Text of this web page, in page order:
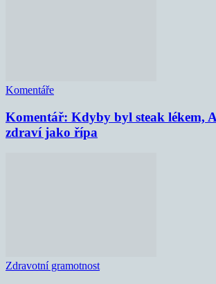
Komentáře
Komentář: Kdyby byl steak lékem,
zdraví jako řípa
Zdravotní gramotnost